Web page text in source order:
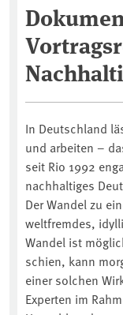
In Deutschland
und arbeiten –
seit Rio 1992
nachhaltiges
Der Wandel zu
weltfremdes,
Wandel ist
schien, kann
einer solchen
Experten im